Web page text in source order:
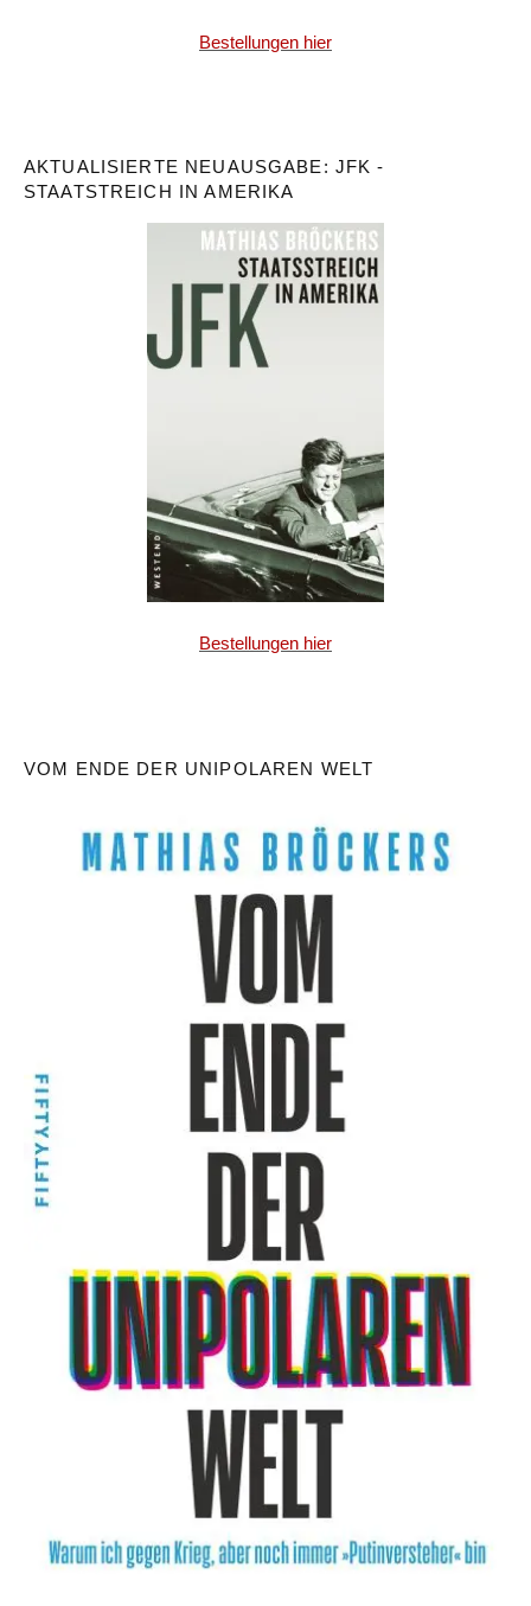
Bestellungen hier
AKTUALISIERTE NEUAUSGABE: JFK -
STAATSTREICH IN AMERIKA
Bestellungen hier
VOM ENDE DER UNIPOLAREN WELT